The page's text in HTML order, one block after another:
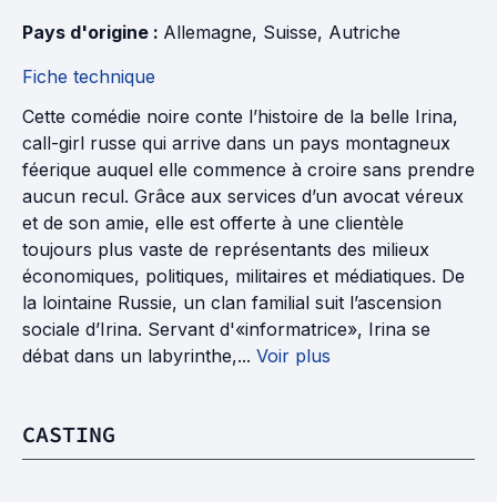
Pays d'origine : Allemagne, Suisse, Autriche
Fiche technique
Cette comédie noire conte l’histoire de la belle Irina,
call-girl russe qui arrive dans un pays montagneux
féerique auquel elle commence à croire sans prendre
aucun recul. Grâce aux services d’un avocat véreux
et de son amie, elle est offerte à une clientèle
toujours plus vaste de représentants des milieux
économiques, politiques, militaires et médiatiques. De
la lointaine Russie, un clan familial suit l’ascension
sociale d’Irina. Servant d'«informatrice», Irina se
débat dans un labyrinthe,... Voir plus
CASTING